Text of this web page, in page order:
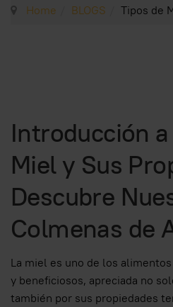
Home BLOGS Tipos de
Introducción
Miel y Sus
Descubre
Colmenas de
La miel es uno de los
y beneficiosos, apreciada no
también por sus propiedades